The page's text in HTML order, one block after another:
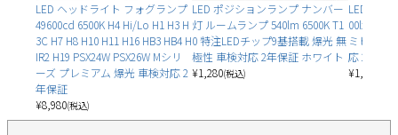
LED ヘッドライト フォグランプ
49600cd 6500K H4 Hi/Lo H1 H3 H
3C H7 H8 H10 H11 H16 HB3 HB4 H
IR2 H19 PSX24W PSX26W Mシリ
ーズ プレミアム 爆光 車検対応 2
年保証
¥8,980(税込)
LED ポジションランプ ナンバー
灯 ルームランプ 540lm 6500K T1
0 特注LEDチップ9基搭載 爆光 無
極性 車検対応 2年保証 ホワイト
¥1,280(税込)
LED ルー
00lx
ミヒート
応 2年保
¥1,900